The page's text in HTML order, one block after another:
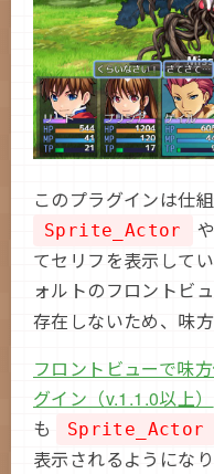
このプラグインは仕
Sprite_Actor や
てセリフを表示して
ォルトのフロントビ
存在しないため、味
フロントビューで味
グイン（v.1.1.0以上）
も
Sprite_Actor
表示されるようにな